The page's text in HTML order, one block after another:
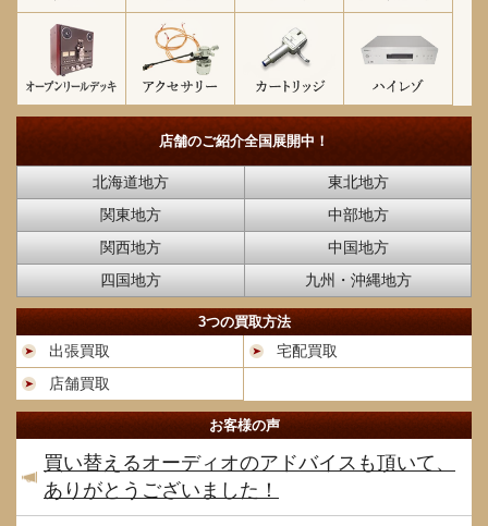
店舗のご紹介全国展開中！
北海道地方
東北地方
関東地方
中部地方
関西地方
中国地方
四国地方
九州・沖縄地方
3つの買取方法
出張買取
宅配買取
店舗買取
お客様の声
買い替えるオーディオのアドバイスも頂いて、
ありがとうございました！